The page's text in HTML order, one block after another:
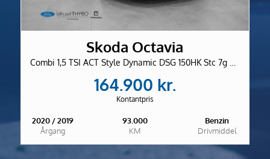
Skoda Octavia
164.900 kr.
Kontantpris
2020 / 2019
Årgang
93.000
KM
Benzin
Drivmiddel